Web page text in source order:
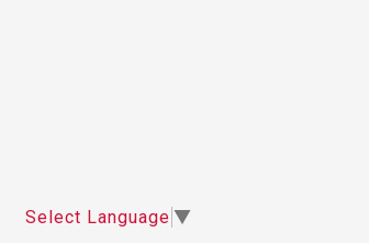
Select Language ▼